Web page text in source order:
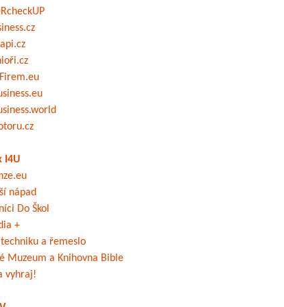
I4U
nápad
Do Škol
+
a řemeslo
Muzeum a Knihovna Bible
vyhraj!